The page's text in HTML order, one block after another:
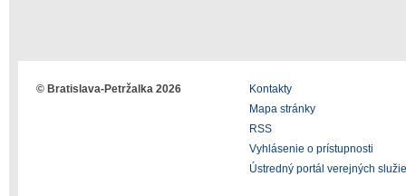
© Bratislava-Petržalka 2026
Kontakty
Mapa stránky
RSS
Vyhlásenie o prístupnosti
Ústredný portál verejných